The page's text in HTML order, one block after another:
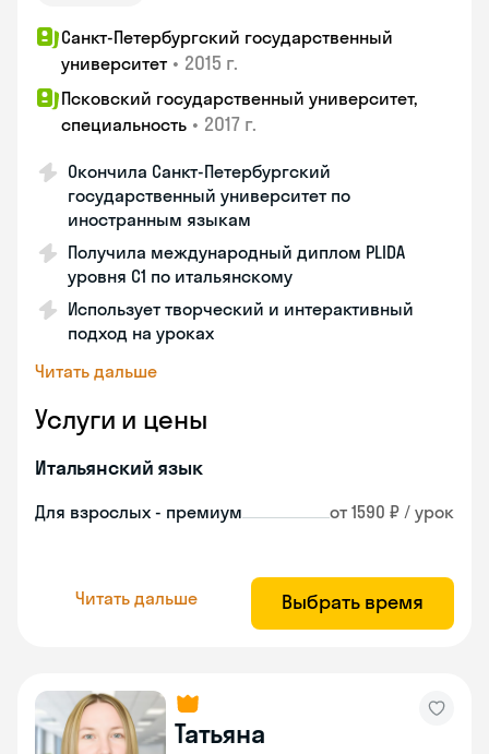
Санкт-Петербургский государственный
университет • 2015 г.
Псковский государственный университет,
специальность • 2017 г.
Окончила Санкт-Петербургский
государственный университет по
иностранным языкам
Получила международный диплом PLIDA
уровня С1 по итальянскому
Использует творческий и интерактивный
подход на уроках
Читать дальше
Услуги и цены
Итальянский язык
Для взрослых - премиум от 1590 ₽ / урок
Читать дальше Выбрать время
Татьяна